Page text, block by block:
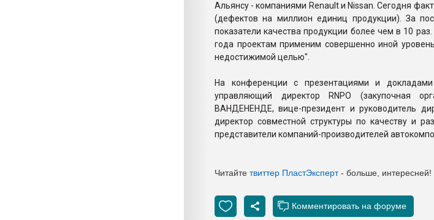
Альянсу - компаниями Renault и Nissan. Сегодня
(дефектов на миллион единиц продукции). За
показатели качества продукции более чем в 10
года проектам применим совершенно иной
недостижимой целью".
На конференции с презентациями и
управляющий директор RNPO (закупочная
ВАНДЕНЕНДЕ, вице-президент и руководитель
директор совместной структуры по качеству и
представители компаний-производителей
Читайте твиттер ПластЭксперт- больше, интересней!